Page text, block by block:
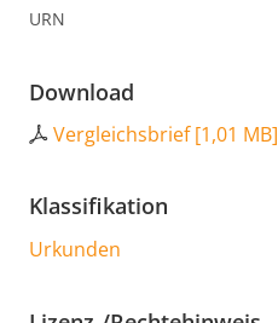
URN
Download
Vergleichsbrief[1,01 MB]
Klassifikation
Urkunden